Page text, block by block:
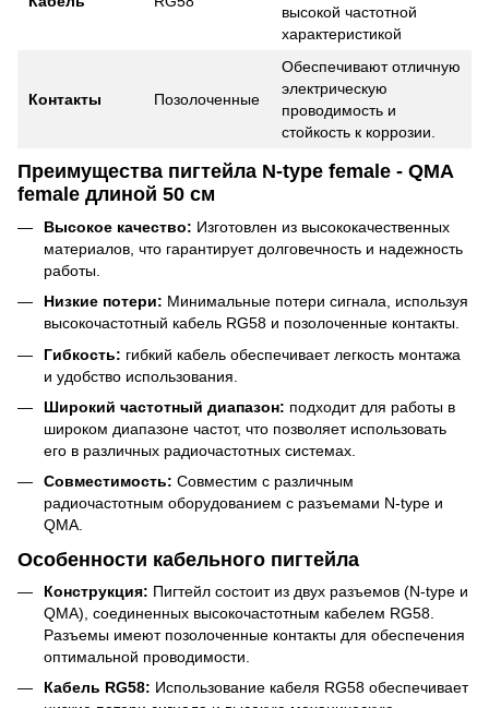
высокой частотной
характеристикой
Контакты Позолоченные
Обеспечивают отличную
электрическую
проводимость и
стойкость к коррозии.
Преимущества пигтейла N-type female - QMA
female длиной 50 см
Высокое качество: Изготовлен из высококачественных
материалов, что гарантирует долговечность и надежность
работы.
Низкие потери: Минимальные потери сигнала, используя
высокочастотный кабель RG58 и позолоченные контакты.
Гибкость: гибкий кабель обеспечивает легкость монтажа
и удобство использования.
Широкий частотный диапазон: подходит для работы в
широком диапазоне частот, что позволяет использовать
его в различных радиочастотных системах.
Совместимость: Совместим с различным
радиочастотным оборудованием с разъемами N-type и
QMA.
Особенности кабельного пигтейла
Конструкция: Пигтейл состоит из двух разъемов (N-type и
QMA), соединенных высокочастотным кабелем RG58.
Разъемы имеют позолоченные контакты для обеспечения
оптимальной проводимости.
Кабель RG58: Использование кабеля RG58 обеспечивает